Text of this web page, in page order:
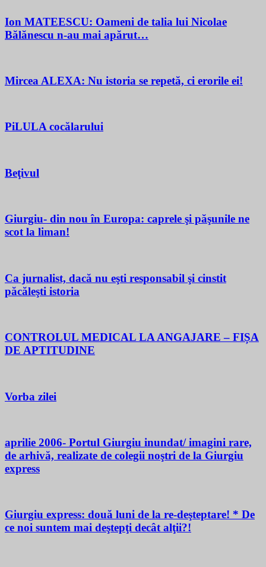
Ion MATEESCU: Oameni de talia lui Nicolae
Bălănescu n-au mai apărut…
Mircea ALEXA: Nu istoria se repetă, ci erorile ei!
PiLULA cocălarului
Beţivul
Giurgiu- din nou în Europa: caprele şi păşunile ne
scot la liman!
Ca jurnalist, dacă nu eşti responsabil şi cinstit
păcăleşti istoria
CONTROLUL MEDICAL LA ANGAJARE – FIȘA
DE APTITUDINE
Vorba zilei
aprilie 2006- Portul Giurgiu inundat/ imagini rare,
de arhivă, realizate de colegii noştri de la Giurgiu
express
Giurgiu express: două luni de la re-deşteptare! * De
ce noi suntem mai deştepţi decât alţii?!